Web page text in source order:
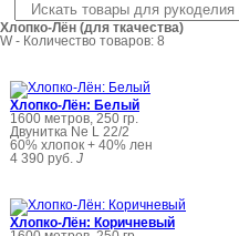
Хлопко-Лён (для ткачества)
W - Количество товаров: 8
Хлопко-Лён: Белый
1600 метров, 250 гр.
Двунитка Ne L 22/2
60% хлопок + 40% лен
4 390 руб. J
Хлопко-Лён: Коричневый